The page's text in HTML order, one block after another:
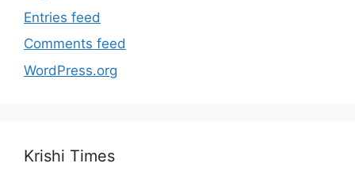
Entries feed
Comments feed
WordPress.org
Krishi Times